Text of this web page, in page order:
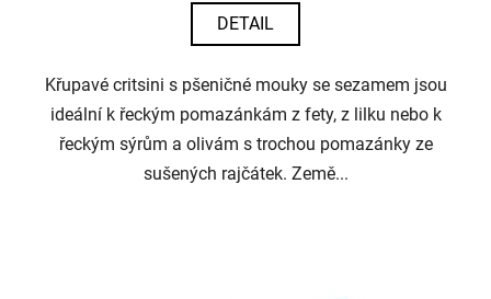
DETAIL
Křupavé critsini s pšeničné mouky se sezamem jsou
ideální k řeckým pomazánkám z fety, z lilku nebo k
řeckým sýrům a olivám s trochou pomazánky ze
sušených rajčátek. Země...